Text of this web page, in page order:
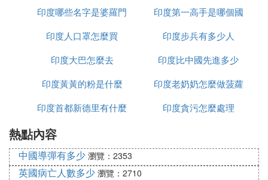
印度哪些名字是婆羅門
種姓
印度第一高手是哪個國
家
印度人口罩怎麼買
印度步兵有多少人
印度大巴怎麼去
印度比中國先進多少
印度黃黃的粉是什麼
印度老奶奶怎麼做菠蘿
印度首都新德里有什麼
印度貪污怎麼處理
熱點內容
中國導彈有多少 瀏覽：2353
英國病亡人數多少 瀏覽：2710